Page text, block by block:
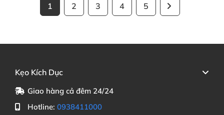
1 2 3 4 5
Kẹo Kích Dục
Giao hàng cả đêm 24/24
Hotline: 0938411000